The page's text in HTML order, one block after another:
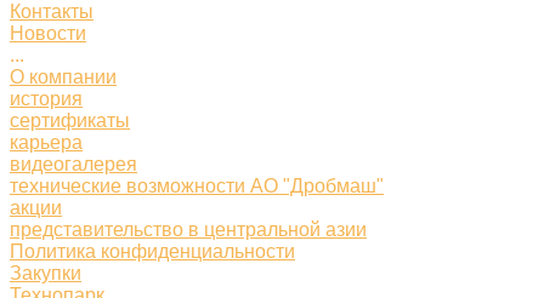
Контакты
Новости
...
О компании
история
сертификаты
карьера
видеогалерея
технические возможности АО "Дробмаш"
акции
представительство в центральной азии
Политика конфиденциальности
Закупки